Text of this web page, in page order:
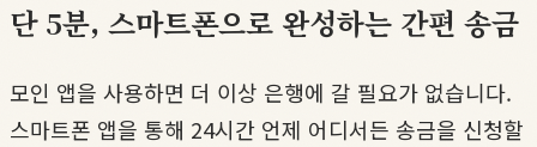
단 5분, 스마트폰으로 완성하는 간편 송금
모인 앱을 사용하면 더 이상 은행에 갈 필요가 없습니다.
스마트폰 앱을 통해 24시간 언제 어디서든 송금을 신청할